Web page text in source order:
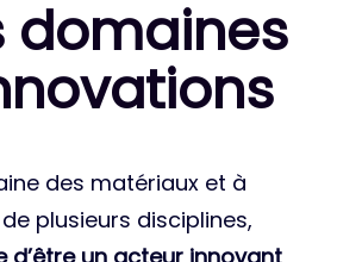
domaines
s
des matériaux et à
plusieurs disciplines,